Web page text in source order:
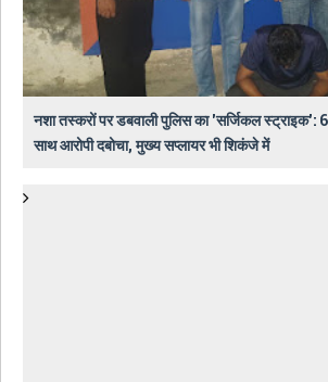
नशा तस्करों पर डबवाली पुलिस का 'सर्जिकल स्ट्राइक':
साथ आरोपी दबोचा, मुख्य सप्लायर भी शिकंजे में